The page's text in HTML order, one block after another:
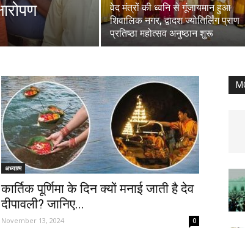
वेद मंत्रों की ध्वनि से गूंजायमान हुआ
शिवालिक नगर, द्वादश ज्योतिर्लिंग प्राण
प्रतिष्ठा महोत्सव अनुष्ठान शुरू
अध्यात्म
कार्तिक पूर्णिमा के दिन क्यों मनाई जाती है देव
दीपावली? जानिए...
November 13, 2024 0